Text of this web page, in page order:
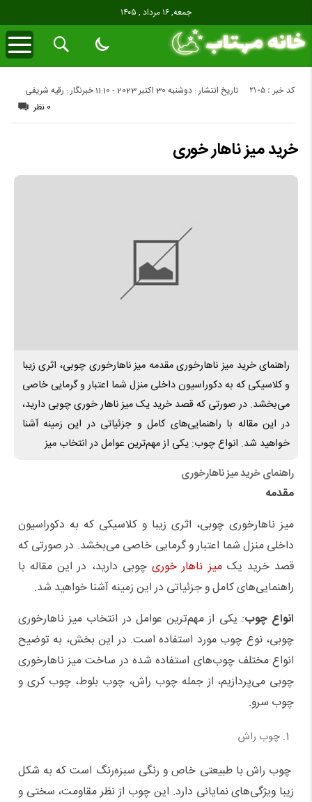
جمعه, ۱۶ مرداد , ۱۴۰۵
تاریخ انتشار : دوشنبه 30 اکتبر 2023 - 11:10 خبرنگار : رقیه شریفی کد خبر : 2105
0 نظر
خرید میز ناهار خوری
راهنمای خرید میز ناهارخوری مقدمه میز ناهارخوری چوبی، اثری زیبا
و کلاسیکی که به دکوراسیون داخلی منزل شما اعتبار و گرمایی خاصی
می‌بخشد. در صورتی که قصد خرید یک میز ناهار خوری چوبی دارید،
در این مقاله با راهنمایی‌های کامل و جزئیاتی در این زمینه آشنا
خواهید شد. انواع چوب: یکی از مهم‌ترین عوامل در انتخاب میز
راهنمای خرید میز ناهارخوری
مقدمه
میز ناهارخوری چوبی، اثری زیبا و کلاسیکی که به دکوراسیون
داخلی منزل شما اعتبار و گرمایی خاصی می‌بخشد. در صورتی که
قصد خرید یکمیز ناهار خوریچوبی دارید، در این مقاله با
راهنمایی‌های کامل و جزئیاتی در این زمینه آشنا خواهید شد.
انواع چوب: یکی از مهم‌ترین عوامل در انتخاب میز ناهارخوری
چوبی، نوع چوب مورد استفاده است. در این بخش، به توضیح
انواع مختلف چوب‌های استفاده شده در ساخت میز ناهارخوری
چوبی می‌پردازیم، از جمله چوب راش، چوب بلوط، چوب کری و
چوب سرو.
چوب راش
چوب راش با طبیعتی خاص و رنگی سبزه‌رنگ است که به شکل
زیبا ویژگی‌های نمایانی دارد. این چوب از نظر مقاومت، سختی و